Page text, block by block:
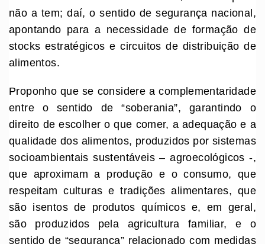
não a tem; daí, o sentido de segurança nacional,
apontando para a necessidade de formação de
stocks estratégicos e circuitos de distribuição de
alimentos.
Proponho que se considere a complementaridade
entre o sentido de “soberania”, garantindo o
direito de escolher o que comer, a adequação e a
qualidade dos alimentos, produzidos por sistemas
socioambientais sustentáveis – agroecológicos -,
que aproximam a produção e o consumo, que
respeitam culturas e tradições alimentares, que
são isentos de produtos químicos e, em geral,
são produzidos pela agricultura familiar, e o
sentido de “segurança” relacionado com medidas